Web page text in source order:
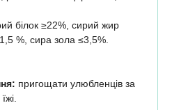
білок ≥22%, сирий жир
%, сира зола ≤3,5%.
пригощати улюбленців за